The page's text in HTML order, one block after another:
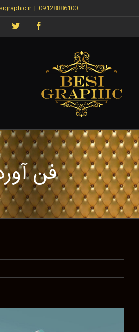
content
09128886100
|
Facebook
فن